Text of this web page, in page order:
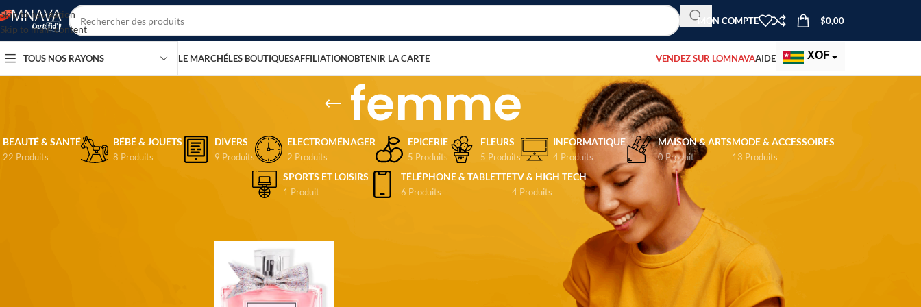
Skip to navigation
Skip to main content
MON COMPTE $0,00
TOUS NOS RAYONS LE MARCHÉLES BOUTIQUESAFFILIATIONOBTENIR LA CARTE VENDEZ SUR LOMNAVAAIDE XOF
femme
BEAUTÉ & SANTÉ
22 Produits
BÉBÉ & JOUETS
8 Produits
DIVERS
9 Produits
ELECTROMÉNAGER
2 Produits
EPICERIE
5 Produits
FLEURS
5 Produits
INFORMATIQUE
4 Produits
MAISON & ARTS
0 Produit
MODE & ACCESSOIRES
13 Produits
SPORTS ET LOISIRS
1 Produit
TÉLÉPHONE & TABLETTE
6 Produits
TV & HIGH TECH
4 Produits